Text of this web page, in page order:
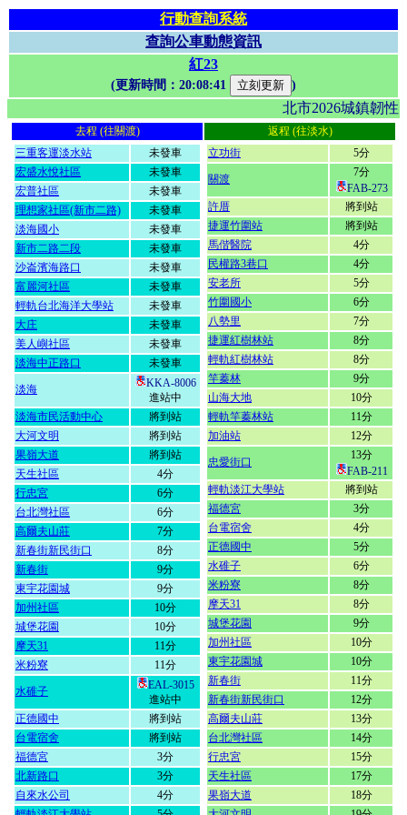
行動查詢系統
查詢公車動態資訊
紅23
(更新時間： 20:08:41 )
北市2026城鎮韌
去程 (往關渡)
返程 (往淡水)
三重客運淡水站
未發車
宏盛水悅社區
未發車
宏普社區
未發車
理想家社區(新市二路)
未發車
淡海國小
未發車
新市二路二段
未發車
沙崙濱海路口
未發車
富麗河社區
未發車
輕軌台北海洋大學站
未發車
大庄
未發車
美人嶼社區
未發車
淡海中正路口
未發車
淡海
KKA-8006
進站中
淡海市民活動中心
將到站
大河文明
將到站
果嶺大道
將到站
天生社區
4分
行忠宮
6分
台北灣社區
6分
高爾夫山莊
7分
新春街新民街口
8分
新春街
9分
東宇花園城
9分
加州社區
10分
城堡花園
10分
摩天31
11分
米粉寮
11分
水碓子
EAL-3015
進站中
正德國中
將到站
台電宿舍
將到站
福德宮
3分
北新路口
3分
自來水公司
4分
立功街 5分
關渡
7分
FAB-273
許厝
將到站
捷運竹圍站
將到站
馬偕醫院
4分
民權路3巷口
4分
安老所
5分
竹圍國小
6分
八勢里
7分
捷運紅樹林站
8分
輕軌紅樹林站
8分
竿蓁林
9分
山海大地
10分
輕軌竿蓁林站
11分
加油站
12分
忠愛街口
13分
FAB-211
輕軌淡江大學站
將到站
福德宮
3分
台電宿舍
4分
正德國中
5分
水碓子
6分
米粉寮
8分
摩天31
8分
城堡花園
9分
加州社區
10分
東宇花園城
10分
新春街
11分
新春街新民街口
12分
高爾夫山莊
13分
台北灣社區
14分
行忠宮
15分
天生社區
17分
果嶺大道
18分